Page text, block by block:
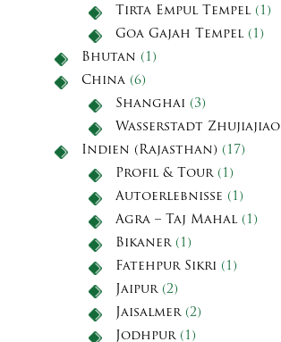
Tirta Empul Tempel (1)
Goa Gajah Tempel (1)
Bhutan (1)
China (6)
Shanghai (3)
Wasserstadt Zhujiajiao
Indien (Rajasthan) (17)
Profil & Tour(1)
Autoerlebnisse (1)
Agra – Taj Mahal (1)
Bikaner(1)
Fatehpur Sikri (1)
Jaipur(2)
Jaisalmer(2)
Jodhpur(1)